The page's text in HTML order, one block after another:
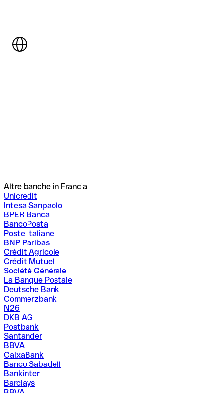
Altre banche in Francia
Unicredit
Intesa Sanpaolo
BPER Banca
BancoPosta
Poste Italiane
BNP Paribas
Crédit Agricole
Crédit Mutuel
Société Générale
La Banque Postale
Deutsche Bank
Commerzbank
N26
DKB AG
Postbank
Santander
BBVA
CaixaBank
Banco Sabadell
Bankinter
Barclays